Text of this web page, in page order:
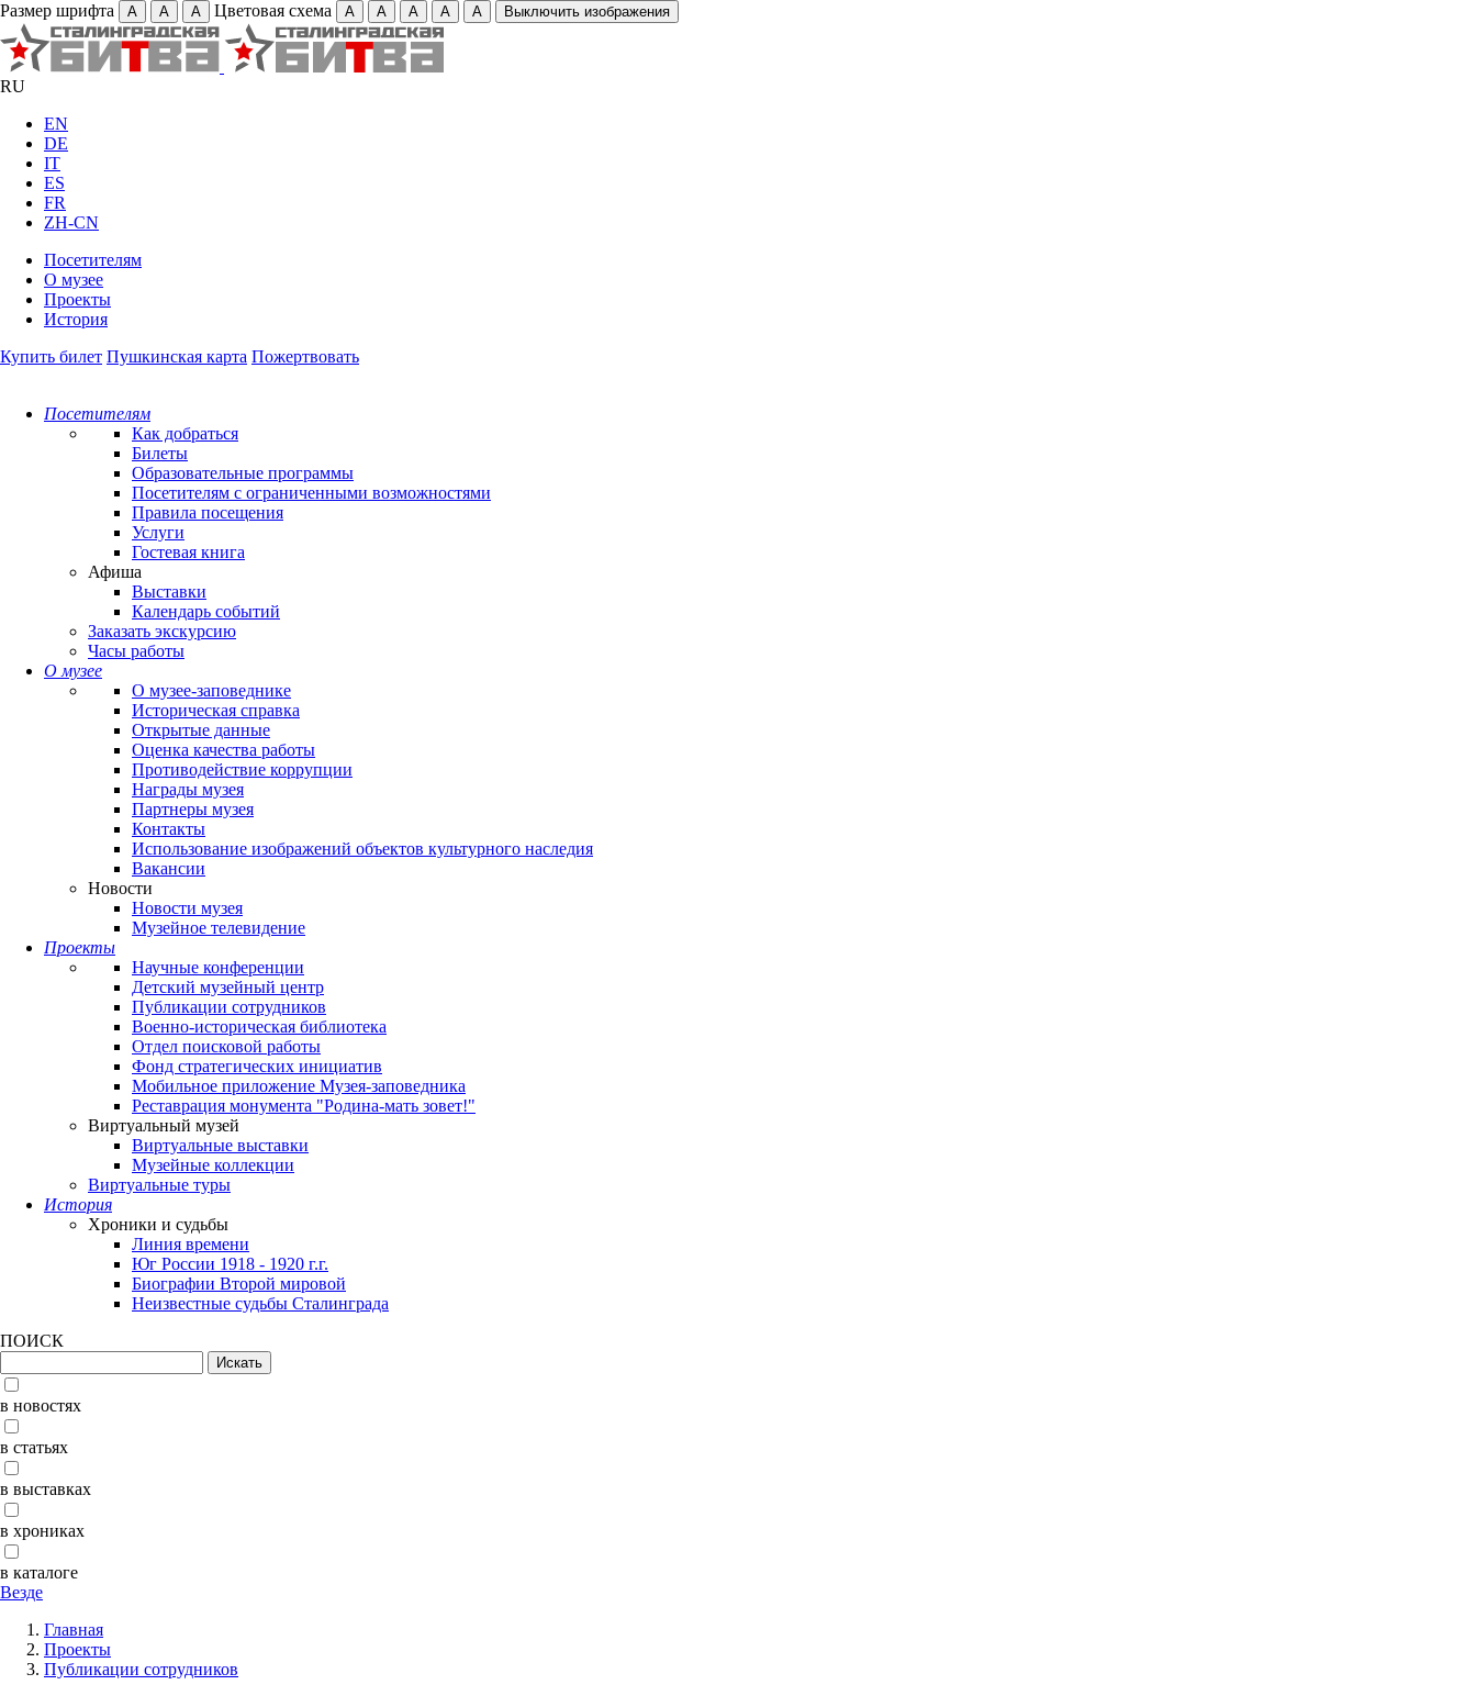
Размер шрифта А А А Цветовая схема А А А А А Выключить изображения
RU
EN
DE
IT
ES
FR
ZH-CN
Посетителям
О музее
Проекты
История
Купить билет Пушкинская карта Пожертвовать
Посетителям
Как добраться
Билеты
Образовательные программы
Посетителям с ограниченными возможностями
Правила посещения
Услуги
Гостевая книга
Афиша
Выставки
Календарь событий
Заказать экскурсию
Часы работы
О музее
О музее-заповеднике
Историческая справка
Открытые данные
Оценка качества работы
Противодействие коррупции
Награды музея
Партнеры музея
Контакты
Использование изображений объектов культурного наследия
Вакансии
Новости
Новости музея
Музейное телевидение
Проекты
Научные конференции
Детский музейный центр
Публикации сотрудников
Военно-историческая библиотека
Отдел поисковой работы
Фонд стратегических инициатив
Мобильное приложение Музея-заповедника
Реставрация монумента "Родина-мать зовет!"
Виртуальный музей
Виртуальные выставки
Музейные коллекции
Виртуальные туры
История
Хроники и судьбы
Линия времени
Юг России 1918 - 1920 г.г.
Биографии Второй мировой
Неизвестные судьбы Сталинграда
ПОИСК
в новостях
в статьях
в выставках
в хрониках
в каталоге
Везде
Главная
Проекты
Публикации сотрудников